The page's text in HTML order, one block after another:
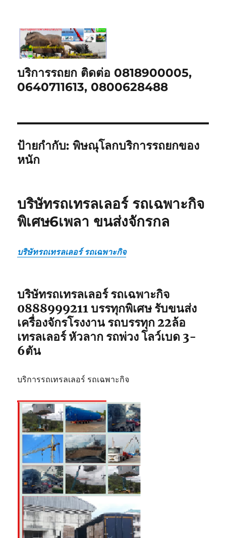
บริการรถยก ติดต่อ 0818900005,
0640711613, 0800628488
ป้ายกำกับ:พิษณุโลกบริการรถยกของ
หนัก
บริษัทรถเทรลเลอร์ รถเฉพาะกิจ
พิเศษ6เพลา ขนส่งจักรกล
บริษัทรถเทรลเลอร์ รถเฉพาะกิจ
บริษัทรถเทรลเลอร์ รถเฉพาะกิจ
0888999211 บรรทุกพิเศษ รับขนส่ง
เครื่องจักรโรงงาน รถบรรทุก 22ล้อ
เทรลเลอร์ หัวลาก รถพ่วง โลว์เบด 3-
6ตัน
บริการรถเทรลเลอร์ รถเฉพาะกิจ